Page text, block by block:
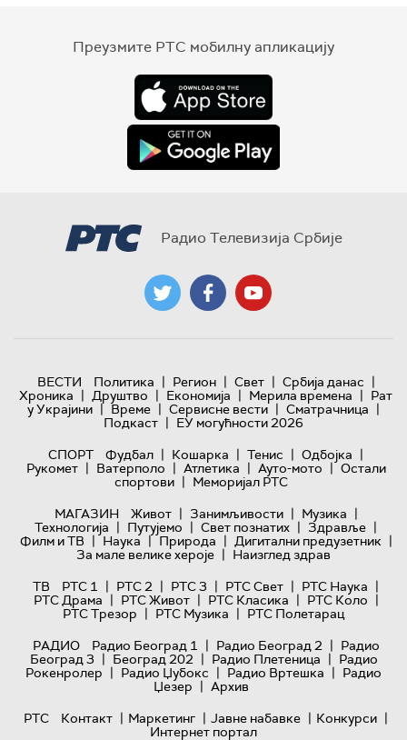
Преузмите РТС мобилну апликацију
Радио Телевизија Србије
ВЕСТИ Политика | Регион | Свет | Србија данас |
Хроника | Друштво | Економија | Мерила времена | Рат
у Украјини | Време | Сервисне вести | Сматрачница |
Подкаст | ЕУ могућности 2026
СПОРТ
Фудбал | Кошарка | Тенис | Одбојка |
Рукомет | Ватерполо | Атлетика | Ауто-мото | Остали
спортови | Меморијал РТС
МАГАЗИН
Живот | Занимљивости | Музика |
Технологијa | Путујемо | Свет познатих | Здравље |
Филм и ТВ | Наука | Природа | Дигитални предузетник |
За мале велике хероје | Наизглед здрав
ТВ
РТС 1 | РТС 2 | РТС 3 | РТС Свет | РТС Наука |
РТС Драма | РТС Живот | РТС Класика | РТС Коло |
РТС Трезор | РТС Музика | РТС Полетарац
РАДИО
Радио Београд 1 | Радио Београд 2 | Радио
Београд 3 | Београд 202 | Радио Плетеница | Радио
Рокенролер | Радио Џубокс | Радио Вртешка | Радио
Џезер | Архив
РТС
Контакт | Маркетинг | Јавне набавке | Конкурси |
Интернет портал